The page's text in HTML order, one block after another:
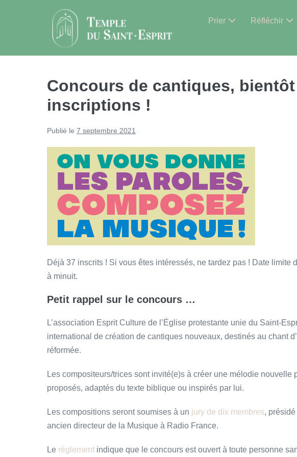
Prier Réfléchir
Concours de cantiques,
inscriptions !
Publié le 7 septembre 2021
Déjà 37 inscrits ! Si vous êtes intéressés, ne tardez pas ! Date limite
à minuit.
Petit rappel sur le concours …
L’association Esprit Culture de l’Église protestante unie du Saint-
international de création de cantiques nouveaux, destinés au chant
réformée.
Les compositeurs/trices sont invité(e)s à créer une mélodie nouvelle
proposés, adaptés du texte biblique ou inspirés par lui.
Les compositions seront soumises à un jury de dix membres,
ancien directeur de la Musique à Radio France.
Le règlement indique que le concours est ouvert à toute personne